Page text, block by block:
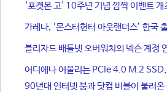
‘포켓몬 고' 10주년 기념 깜짝 이벤트
가레나, ‘몬스터헌터 아웃랜더스’ 한국
블리자드 배틀넷 오버워치의 넥슨 계정
어디에나 어울리는 PCIe 4.0 M.2
90년대 인터넷 붐과 닷컴 버블이 불러